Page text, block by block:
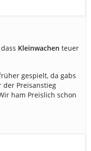
Kleinwachen teuer
gespielt, da gabs
der Preisanstieg
ham Preislich schon